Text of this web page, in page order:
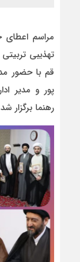
تهذیبی
قم با حضور
پور و مدیر
رهنما برگزار